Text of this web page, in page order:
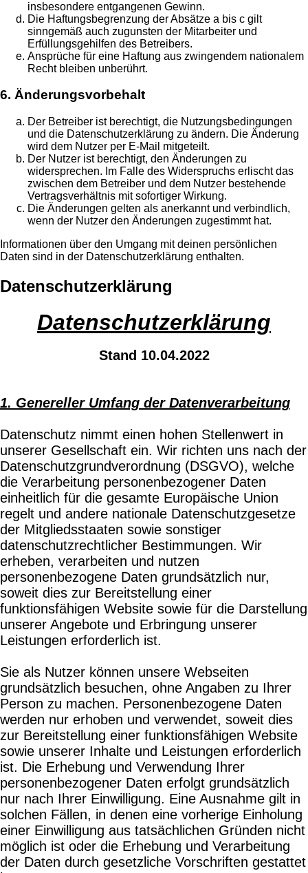
insbesondere entgangenen Gewinn.
Die Haftungsbegrenzung der Absätze a bis c gilt
sinngemäß auch zugunsten der Mitarbeiter und
Erfüllungsgehilfen des Betreibers.
Ansprüche für eine Haftung aus zwingendem nationalem
Recht bleiben unberührt.
6. Änderungsvorbehalt
Der Betreiber ist berechtigt, die Nutzungsbedingungen
und die Datenschutzerklärung zu ändern. Die Änderung
wird dem Nutzer per E-Mail mitgeteilt.
Der Nutzer ist berechtigt, den Änderungen zu
widersprechen. Im Falle des Widerspruchs erlischt das
zwischen dem Betreiber und dem Nutzer bestehende
Vertragsverhältnis mit sofortiger Wirkung.
Die Änderungen gelten als anerkannt und verbindlich,
wenn der Nutzer den Änderungen zugestimmt hat.
Informationen über den Umgang mit deinen persönlichen
Daten sind in der Datenschutzerklärung enthalten.
Datenschutzerklärung
Datenschutzerklärung
Stand 10.04.2022
1. Genereller Umfang der Datenverarbeitung
Datenschutz nimmt einen hohen Stellenwert in
unserer Gesellschaft ein. Wir richten uns nach der
Datenschutzgrundverordnung (DSGVO), welche
die Verarbeitung personenbezogener Daten
einheitlich für die gesamte Europäische Union
regelt und andere nationale Datenschutzgesetze
der Mitgliedsstaaten sowie sonstiger
datenschutzrechtlicher Bestimmungen. Wir
erheben, verarbeiten und nutzen
personenbezogene Daten grundsätzlich nur,
soweit dies zur Bereitstellung einer
funktionsfähigen Website sowie für die Darstellung
unserer Angebote und Erbringung unserer
Leistungen erforderlich ist.
Sie als Nutzer können unsere Webseiten
grundsätzlich besuchen, ohne Angaben zu Ihrer
Person zu machen. Personenbezogene Daten
werden nur erhoben und verwendet, soweit dies
zur Bereitstellung einer funktionsfähigen Website
sowie unserer Inhalte und Leistungen erforderlich
ist. Die Erhebung und Verwendung Ihrer
personenbezogener Daten erfolgt grundsätzlich
nur nach Ihrer Einwilligung. Eine Ausnahme gilt in
solchen Fällen, in denen eine vorherige Einholung
einer Einwilligung aus tatsächlichen Gründen nicht
möglich ist oder die Erhebung und Verarbeitung
der Daten durch gesetzliche Vorschriften gestattet